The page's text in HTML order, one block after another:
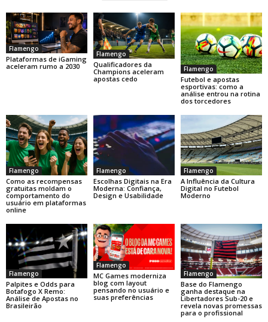
Flamengo
Plataformas de iGaming
aceleram rumo a 2030
Flamengo
Qualificadores da
Champions aceleram
apostas cedo
Flamengo
Futebol e apostas
esportivas: como a
análise entrou na rotina
dos torcedores
Flamengo
Como as recompensas
gratuitas moldam o
comportamento do
usuário em plataformas
online
Flamengo
Escolhas Digitais na Era
Moderna: Confiança,
Design e Usabilidade
Flamengo
A Influência da Cultura
Digital no Futebol
Moderno
Flamengo
Palpites e Odds para
Botafogo X Remo:
Análise de Apostas no
Brasileirão
Flamengo
MC Games moderniza
blog com layout
pensando no usuário e
suas preferências
Flamengo
Base do Flamengo
ganha destaque na
Libertadores Sub-20 e
revela novas promessas
para o profissional